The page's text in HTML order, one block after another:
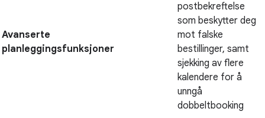
Avanserte
planleggingsfunksjoner
postbekreftelse
som beskytter deg
mot falske
bestillinger, samt
sjekking av flere
kalendere for å
unngå
dobbeltbooking